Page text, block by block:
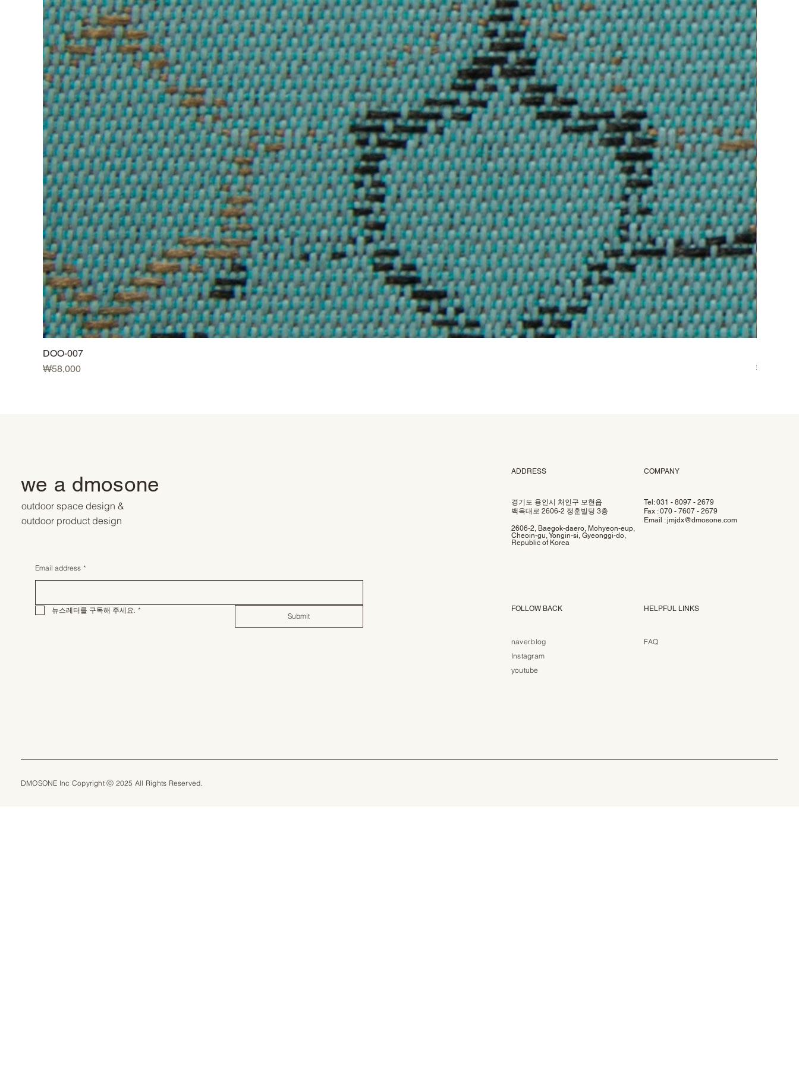
DOO-007
가격
₩58,000
가격
₩58,000
we a dmosone
outdoor space design &
outdoor product design
Email address *
뉴스레터를 구독해 주세요. *
Submit
ADDRESS
경기도 용인시 처인구 모현읍
백옥대로 2606-2 정훈빌딩 3층
2606-2, Baegok-daero, Mohyeon-eup,
Cheoin-gu, Yongin-si, Gyeonggi-do,
Republic of Korea
COMPANY
Tel: 031 - 8097 - 2679
Fax : 070 - 7607 - 2679
Email :jmjdx@dmosone.com
FOLLOW BACK
naver.blog
Instagram
youtube
HELPFUL LINKS
FAQ
DMOSONE Inc Copyright ⓒ 2025 All Rights Reserved.​